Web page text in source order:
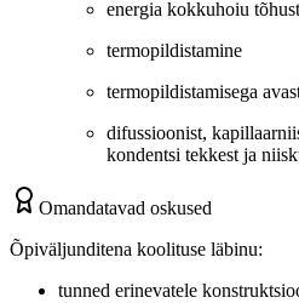
energia kokkuhoiu
termopildistamine
termopildistamisega
difussioonist,
kondentsi tekkest ja
Omandatavad oskused
Õpiväljunditena koolituse läbinu:
tunned erinevatele